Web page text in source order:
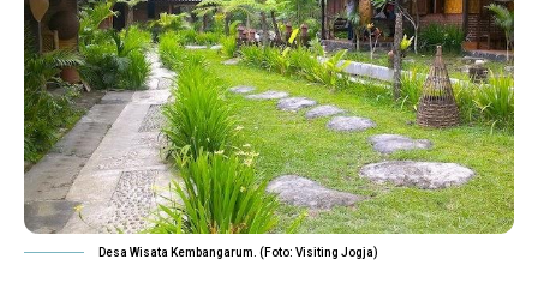
Desa Wisata Kembangarum. (Foto: Visiting Jogja)